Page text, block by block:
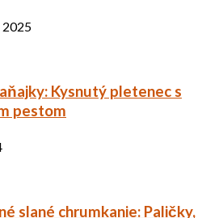
2025
Kysnutý pletenec s
pestom
slané chrumkanie: Paličky,